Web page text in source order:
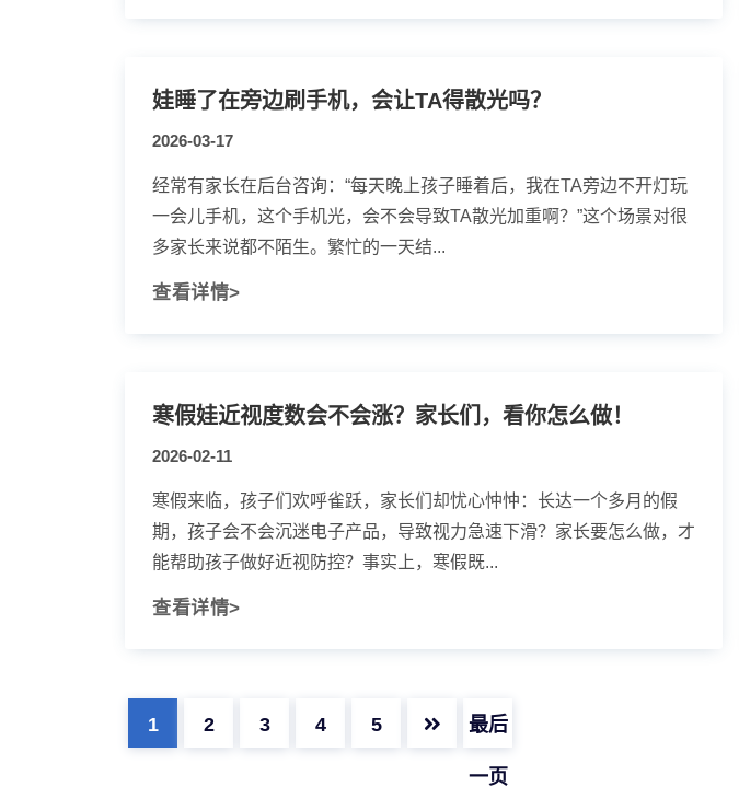
娃睡了在旁边刷手机，会让TA得散光吗？
2026-03-17
经常有家长在后台咨询：“每天晚上孩子睡着后，我在TA旁边不开灯玩
一会儿手机，这个手机光，会不会导致TA散光加重啊？”这个场景对很
多家长来说都不陌生。繁忙的一天结...
查看详情>
寒假娃近视度数会不会涨？家长们，看你怎么做！
2026-02-11
寒假来临，孩子们欢呼雀跃，家长们却忧心忡忡：长达一个多月的假
期，孩子会不会沉迷电子产品，导致视力急速下滑？家长要怎么做，才
能帮助孩子做好近视防控？事实上，寒假既...
查看详情>
1 2 3 4 5 最后
一页